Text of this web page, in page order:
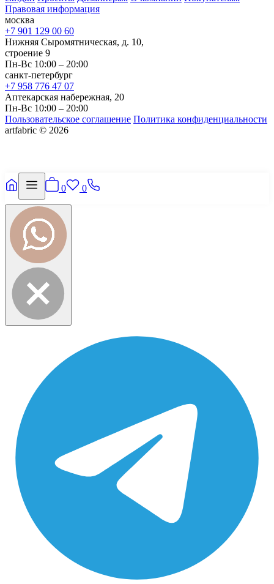
Правовая информация
москва
+7 901 129 00 60
Нижняя Сыромятническая, д. 10,
строение 9
Пн-Вс 10:00 – 20:00
санкт-петербург
+7 958 776 47 07
Аптекарская набережная, 20
Пн-Вс 10:00 – 20:00
Пользовательское соглашение Политика конфиденциальности
artfabric © 2026
0 0